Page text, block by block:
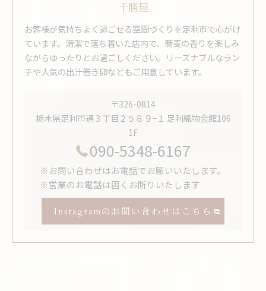
千勝屋
お客様が気持ちよく過ごせる空間づくりを足利市で心がけ
ています。清潔で落ち着いた店内で、蕎麦の香りを楽しみ
ながらゆったりとお過ごしください。リーズナブルなラン
チや人気の出汁巻き卵などもご用意しています。
〒326-0814
栃木県足利市通３丁目２５８９−１ 足利織物会館106
1F
090-5348-6167
※お問い合わせはお電話でお願いいたします。
※営業のお電話は固くお断りいたします
Instagramのお問い合わせはこちら